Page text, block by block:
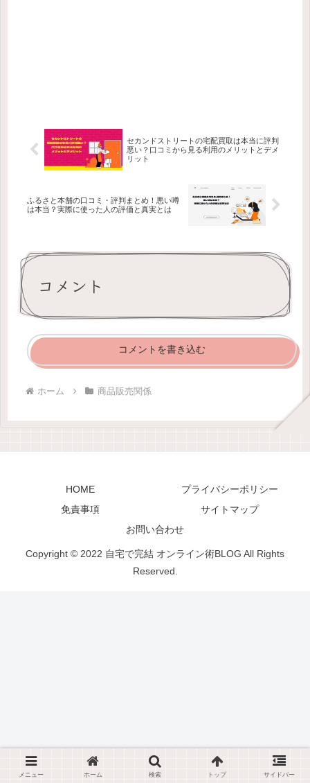
セカンドストリートの宅配買取は本当に評判
悪い？口コミから見る利用のメリットとデメ
リット
ふるさと本舗の口コミ・評判まとめ！悪い噂
は本当？実際に使った人の評価と真実とは
コメント
コメントを書き込む
ホーム 商品販売関係
HOME
プライバシーポリシー
免責事項
サイトマップ
お問い合わせ
Copyright © 2022 自宅で完結 オンライン術BLOG All Rights
Reserved.
メニュー ホーム 検索 トップ サイドバー